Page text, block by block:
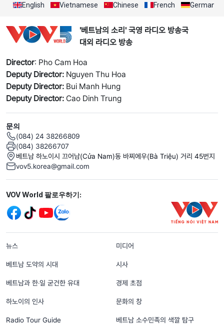
English Vietnamese Chinese French German
'베트남의 소리' 국영 라디오 방송국
대외 라디오 방송
Director: Pho Cam Hoa
Deputy Director: Nguyen Thu Hoa
Deputy Director: Bui Manh Hung
Deputy Director: Cao Dinh Trung
문의
(084) 24 38266809
(084) 38266707
베트남 하노이시 끄어남(Cửa Nam)동 바찌에우(Bà Triệu) 거리 45번지
vov5.korea@gmail.com
Mạng xã hội
VOV World 팔로우하기:
menu footer tiếng Hàn
뉴스 미디어
베트남 도약의 시대 시사
베트남과 한‧일 굳건한 유대 경제 초점
하노이의 인사 문화의 창
Radio Tour Guide 베트남 소수민족의 색깔 탐구